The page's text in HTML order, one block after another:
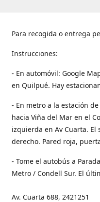
Para recogida o entrega
Instrucciones:
- En automóvil: Google
en Quilpué. Hay
- En metro a la estación
hacia Viña del Mar en el
izquierda en Av Cuarta.
derecho. Pared roja,
- Tome el autobús a
Metro / Condell Sur. El
Av. Cuarta 688, 2421251